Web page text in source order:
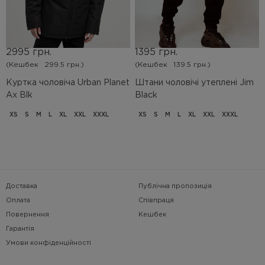
Куртка чоловіча Urban Planet
Ax Blk
2995 грн.
(Кешбек 299.5 грн.)
XS S M L XL XXL XXXL
Штани чоловічі утеплені Jim
Black
1395 грн.
(Кешбек 139.5 грн.)
XS S M L XL XXL XXXL
Доставка
Оплата
Повернення
Гарантія
Умови конфіденційності
Публічна пропозиція
Співпраця
Кешбек